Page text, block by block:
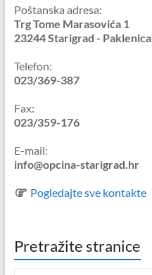
Poštanska adresa:
Trg Tome Marasovića 1
23244 Starigrad - Paklenica
Telefon:
023/369-387
Fax:
023/359-176
E-mail:
info@opcina-starigrad.hr
Pogledajte sve kontakte
Pretražite stranice